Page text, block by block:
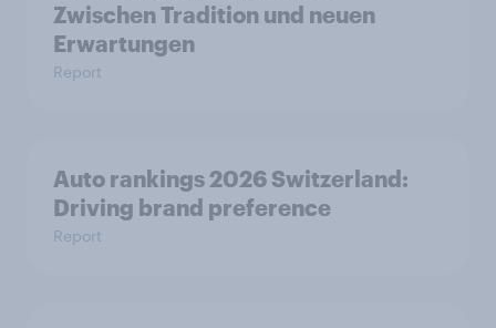
Zwischen Tradition und neuen
Erwartungen
Report
Auto rankings 2026 Switzerland:
Driving brand preference
Report